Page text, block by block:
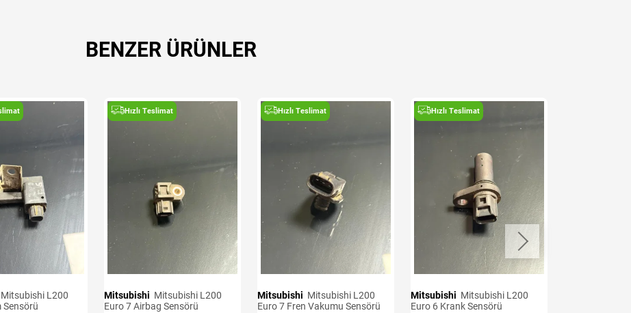
BENZER ÜRÜNLER
Sensörü
Hızlı Teslimat
Mitsubishi
Euro 7 Airbag Sensörü
Hızlı Teslimat
Mitsubishi
Euro 7 Fren Vakumu Sensörü
Hızlı Teslimat
Mitsubishi
Euro 6 Krank Sensörü